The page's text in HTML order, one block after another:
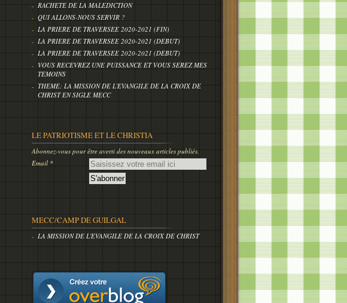
RACHETE DE LA MALEDICTION
QUI ALLONS-NOUS SERVIR ?
LA PRIERE DE TRAVERSEE 2020-2021 (FIN)
LA PRIERE DE TRAVERSEE 2020-2021 (DEBUT)
LA PRIERE DE TRAVERSEE 2020-2021 (DEBUT)
VOUS RECEVREZ UNE PUISSANCE ET VOUS SEREZ MES
TEMOINS
THEME: LA MISSION DE L'EVANGILE DE LA CROIX DE
CHRIST EN SIGLE MECC
LE PATRIOTISME ET LE CHRISTIA
Abonnez-vous pour être averti des nouveaux articles publiés.
Email
MECC/CAMP DE GUILGAL
LA MISSION DE L'EVANGILE DE LA CROIX DE CHRIST